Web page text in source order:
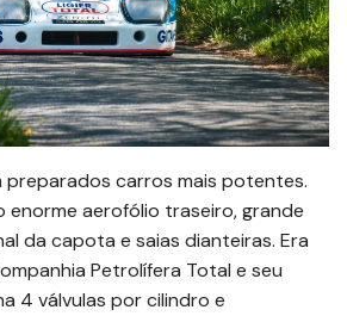
preparados carros mais potentes.
enorme aerofólio traseiro, grande
da capota e saias dianteiras. Era
Petrolífera Total e seu
4 válvulas por cilindro e